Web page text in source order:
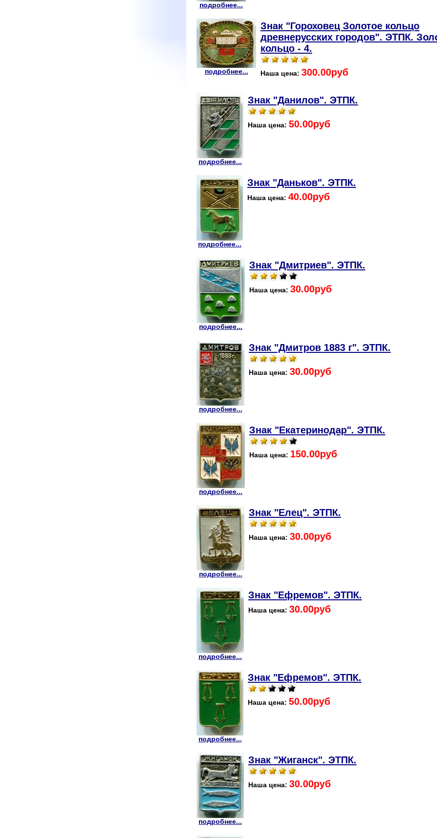
подробнее...
подробнее...
Знак "Гороховец Золотое кольцо
древнерусских городов". ЭТПК.
кольцо - 4.
Наша цена: 300.00руб
подробнее...
Знак "Данилов". ЭТПК.
Наша цена: 50.00руб
подробнее...
Знак "Даньков". ЭТПК.
Наша цена: 40.00руб
подробнее...
Знак "Дмитриев". ЭТПК.
Наша цена: 30.00руб
подробнее...
Знак "Дмитров 1883 г". ЭТПК.
Наша цена: 30.00руб
подробнее...
Знак "Екатеринодар". ЭТПК.
Наша цена: 150.00руб
подробнее...
Знак "Елец". ЭТПК.
Наша цена: 30.00руб
подробнее...
Знак "Ефремов". ЭТПК.
Наша цена: 30.00руб
подробнее...
Знак "Ефремов". ЭТПК.
Наша цена: 50.00руб
подробнее...
Знак "Жиганск". ЭТПК.
Наша цена: 30.00руб